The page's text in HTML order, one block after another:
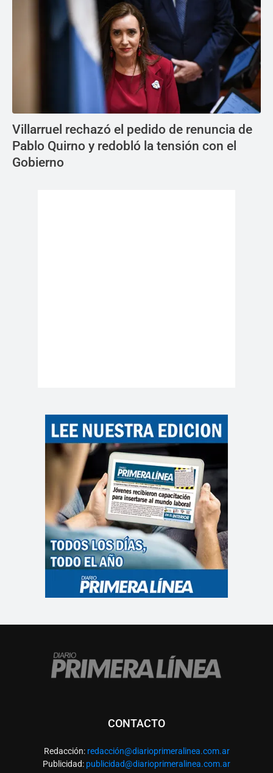
Villarruel rechazó el pedido de renuncia de
Pablo Quirno y redobló la tensión con el
Gobierno
CONTACTO
Redacción: redacción@diarioprimeralinea.com.ar
Publicidad: publicidad@diarioprimeralinea.com.ar